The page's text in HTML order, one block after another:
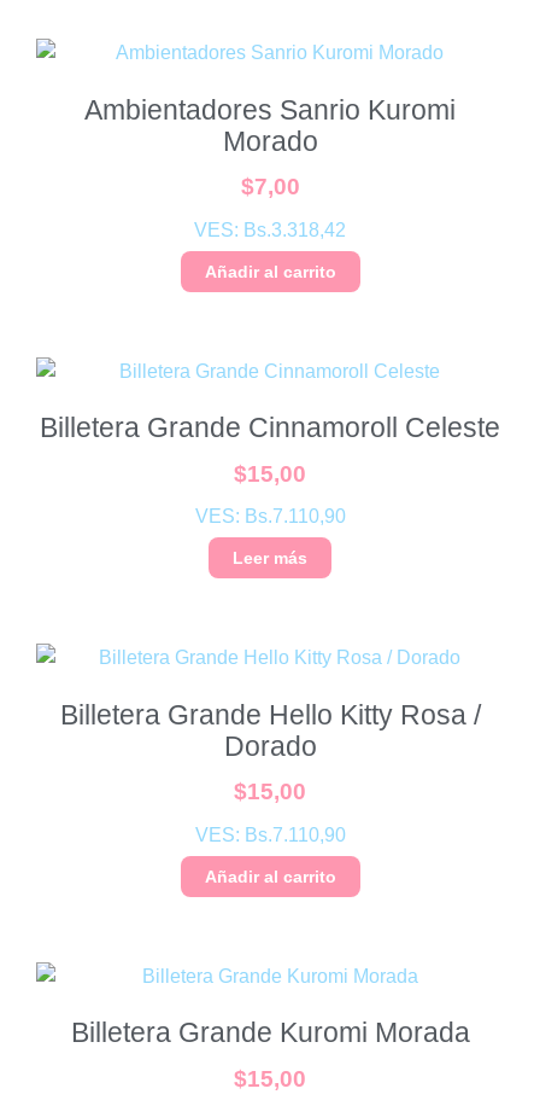
Ambientadores Sanrio Kuromi
Morado
$7,00
VES: Bs.3.318,42
Añadir al carrito
Billetera Grande Cinnamoroll Celeste
$15,00
VES: Bs.7.110,90
Leer más
Billetera Grande Hello Kitty Rosa /
Dorado
$15,00
VES: Bs.7.110,90
Añadir al carrito
Billetera Grande Kuromi Morada
$15,00